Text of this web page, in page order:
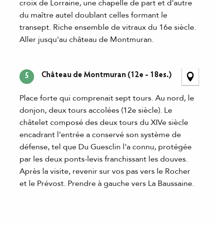
croix de Lorraine, une chapelle de part et d'autre
du maître autel doublant celles formant le
transept. Riche ensemble de vitraux du 16e siècle.
Aller jusqu'au château de Montmuran.
5 Château de Montmuran (12e - 18es.)
Place forte qui comprenait sept tours. Au nord, le
donjon, deux tours accolées (12e siècle). Le
châtelet composé des deux tours du XIVe siècle
encadrant l'entrée a conservé son système de
défense, tel que Du Guesclin l'a connu, protégée
par les deux ponts-levis franchissant les douves.
Après la visite, revenir sur vos pas vers le Rocher
et le Prévost. Prendre à gauche vers La Baussaine.